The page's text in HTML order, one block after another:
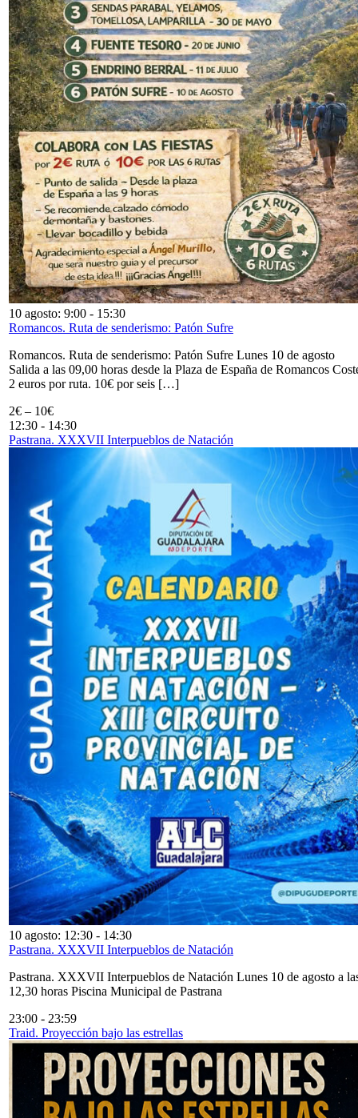
10 agosto: 9:00 - 15:30
Romancos. Ruta de senderismo: Patón Sufre
Romancos. Ruta de senderismo: Patón Sufre Lunes 10 de agosto
Salida a las 09,00 horas desde la Plaza de España de Romancos
2 euros por ruta. 10€ por seis […]
2€ – 10€
12:30 - 14:30
Pastrana. XXXVII Interpueblos de Natación
10 agosto: 12:30 - 14:30
Pastrana. XXXVII Interpueblos de Natación
Pastrana. XXXVII Interpueblos de Natación Lunes 10 de agosto a
12,30 horas Piscina Municipal de Pastrana
23:00 - 23:59
Traid. Proyección bajo las estrellas